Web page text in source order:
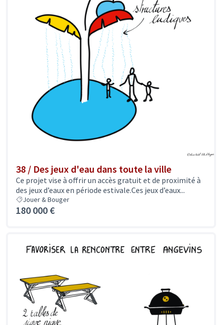
38 / Des jeux d'eau dans toute la ville
Ce projet vise à offrir un accès gratuit et de proximité à
des jeux d’eaux en période estivale.Ces jeux d’eaux...
Jouer & Bouger
180 000 €